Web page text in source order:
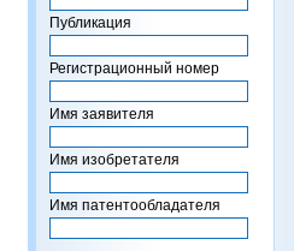
Публикация
Регистрационный номер
Имя заявителя
Имя изобретателя
Имя патентообладателя